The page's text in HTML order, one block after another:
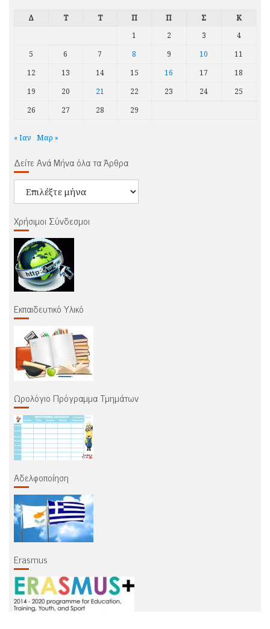
Δ Τ Τ Π Π Σ
Κ
1
2 3
4
5
6 7 8 9 10
11
12
13 14 15 16 17
18
19
20 21 22 23 24
25
26
27 28 29
« Ιαν Μαρ »
Δείτε Ανά Μήνα όλα τα Άρθρα
όλα
Άρθρα
Χρήσιμοι Σύνδεσμοι
Εκπαιδευτικό Υλικό
Ωρολόγιο Πρόγραμμα Τμημάτων
Αδελφοποίηση
Erasmus